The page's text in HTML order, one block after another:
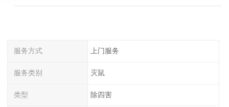
服务方式 上门服务
服务类别 灭鼠
类型 除四害